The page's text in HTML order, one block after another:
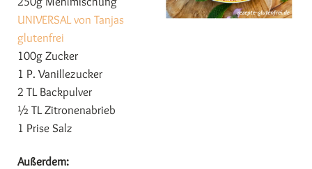
UNIVERSAL von Tanjas
glutenfrei
100g Zucker
1 P. Vanillezucker
2 TL Backpulver
½ TL Zitronenabrieb
1 Prise Salz
Außerdem: